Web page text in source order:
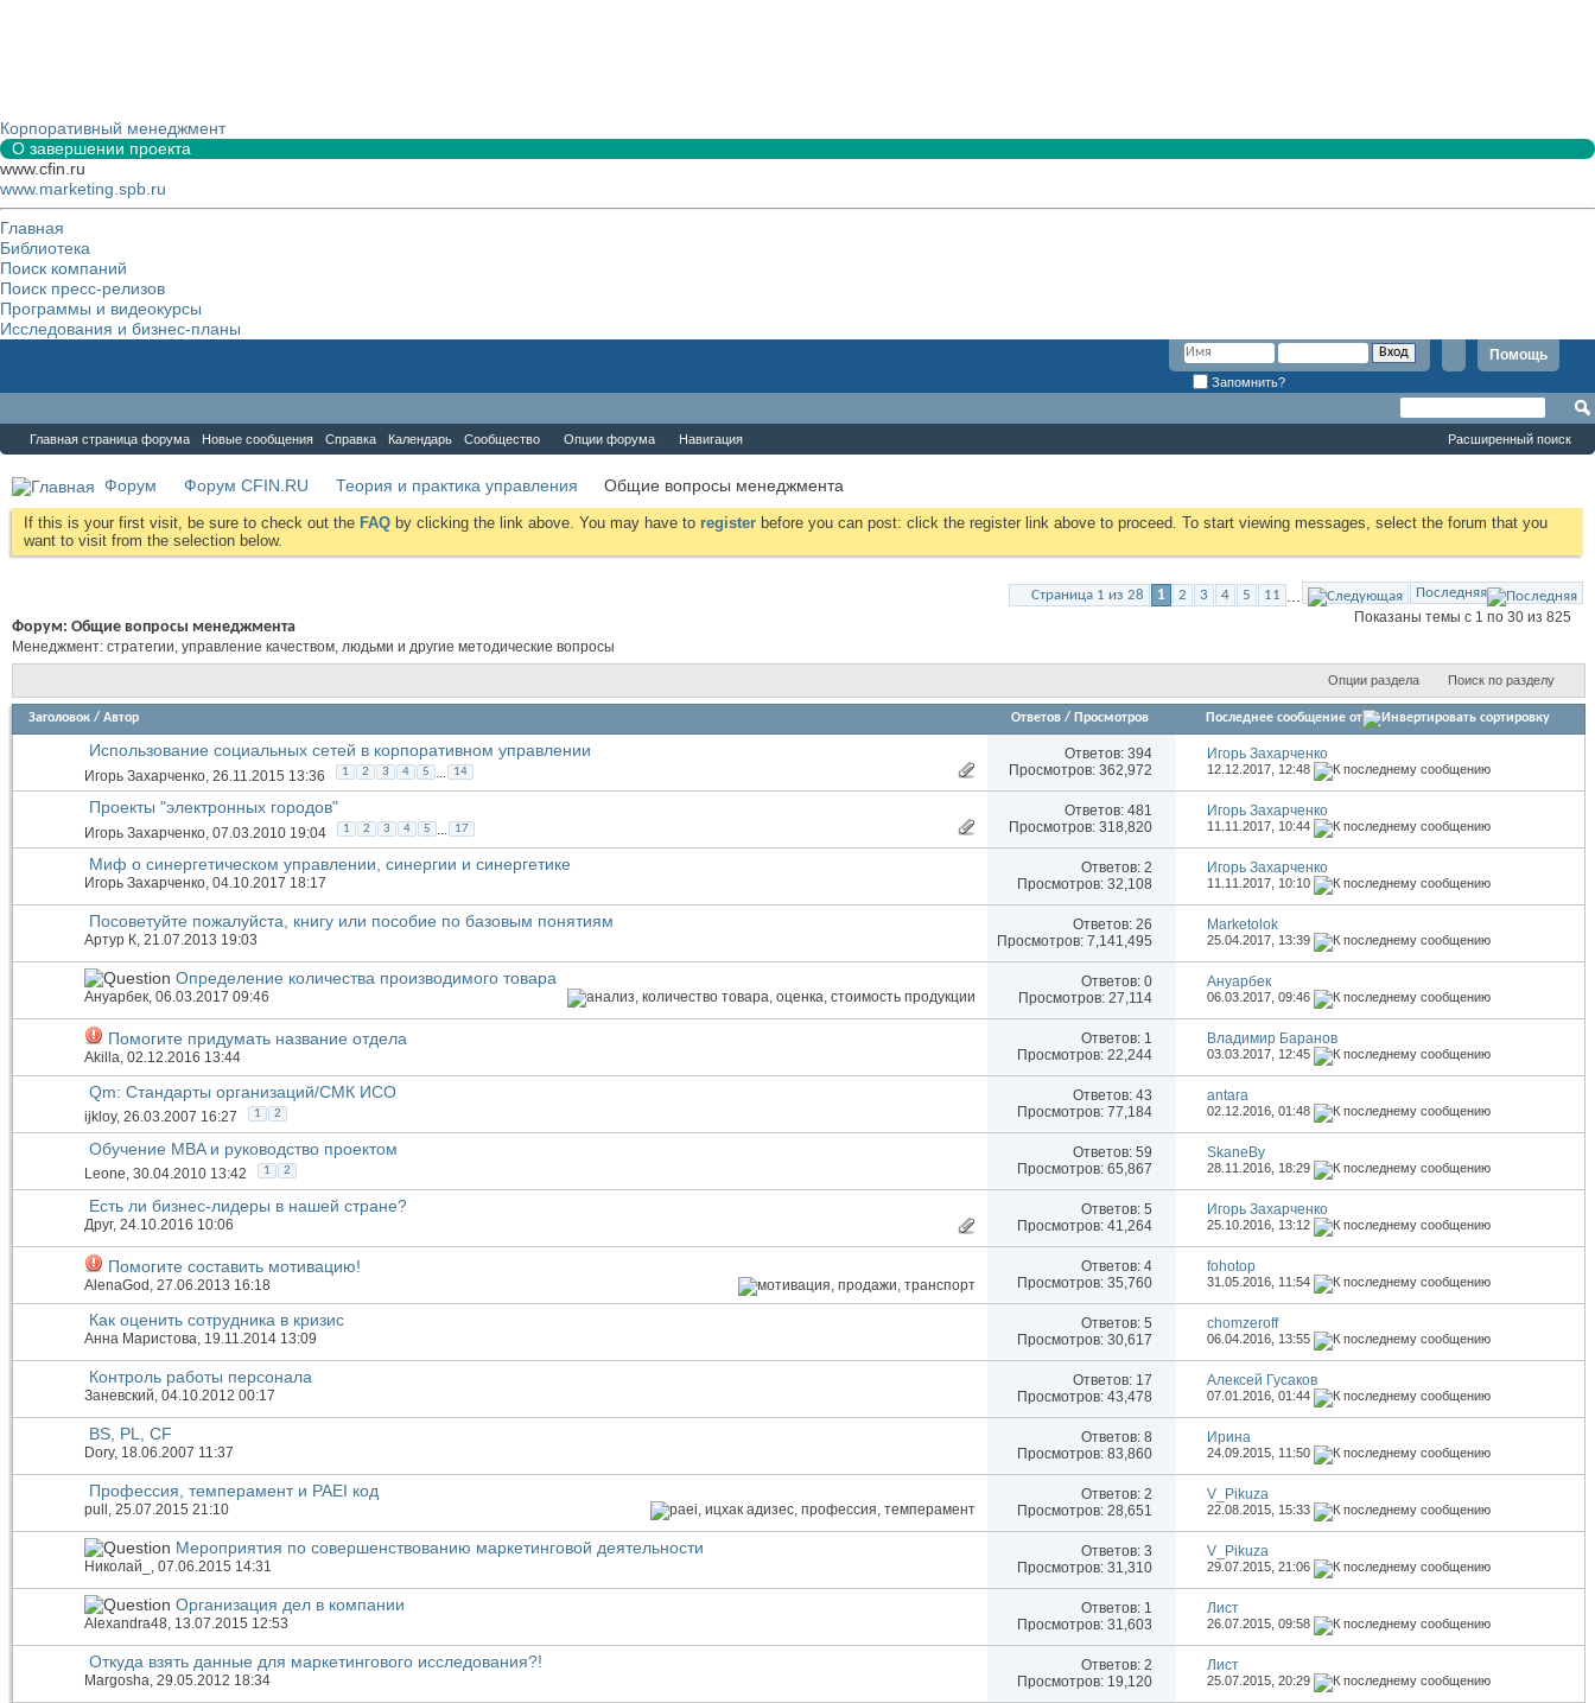
Корпоративный менеджмент
О завершении проекта
www.cfin.ru
www.marketing.spb.ru
Главная
Библиотека
Поиск компаний
Поиск пресс-релизов
Программы и видеокурсы
Исследования и бизнес-планы
Помощь
Запомнить?
Главная страница форума Новые сообщения Справка Календарь Сообщество Опции форума Навигация Расширенный поиск
Форум Форум CFIN.RU Теория и практика управления Общие вопросы менеджмента
If this is your first visit, be sure to check out the FAQ by clicking the link above. You may have to register before you can post: click the register link above to proceed. To start viewing messages, select the forum that you
want to visit from the selection below.
Страница 1 из 28 1 2 3 4 5 11 Последняя
Показаны темы с 1 по 30 из 825
Форум: Общие вопросы менеджмента
Менеджмент: стратегии, управление качеством, людьми и другие методические вопросы
Опции раздела Поиск по разделу
Заголовок / Автор Ответов / Просмотров Последнее сообщение от
Использование социальных сетей в корпоративном управлении
Игорь Захарченко, 26.11.2015 13:36 1 2 3 4 5 ... 14
Ответов: 394
Просмотров: 362,972
Игорь Захарченко
12.12.2017, 12:48
Проекты "электронных городов"
Игорь Захарченко, 07.03.2010 19:04 1 2 3 4 5 ... 17
Ответов: 481
Просмотров: 318,820
Игорь Захарченко
11.11.2017, 10:44
Миф о синергетическом управлении, синергии и синергетике
Игорь Захарченко, 04.10.2017 18:17
Ответов: 2
Просмотров: 32,108
Игорь Захарченко
11.11.2017, 10:10
Посоветуйте пожалуйста, книгу или пособие по базовым понятиям
Артур К, 21.07.2013 19:03
Ответов: 26
Просмотров: 7,141,495
Marketolok
25.04.2017, 13:39
Определение количества производимого товара
Ануарбек, 06.03.2017 09:46
Ответов: 0
Просмотров: 27,114
Ануарбек
06.03.2017,09:46
Помогите придумать название отдела
Akilla, 02.12.2016 13:44
Ответов: 1
Просмотров: 22,244
Владимир Баранов
03.03.2017, 12:45
Qm: Стандарты организаций/СМК ИСО
ijkloy, 26.03.2007 16:27 1 2
Ответов: 43
Просмотров: 77,184
antara
02.12.2016,01:48
Обучение MBA и руководство проектом
Leone, 30.04.2010 13:42 1 2
Ответов: 59
Просмотров: 65,867
SkaneBy
28.11.2016, 18:29
Есть ли бизнес-лидеры в нашей стране?
Друг, 24.10.2016 10:06
Ответов: 5
Просмотров: 41,264
Игорь Захарченко
25.10.2016, 13:12
Помогите составить мотивацию!
AlenaGod , 27.06.2013 16:18
Ответов: 4
Просмотров: 35,760
fohotop
31.05.2016, 11:54
Как оценить сотрудника в кризис
Анна Маристова, 19.11.2014 13:09
Ответов: 5
Просмотров: 30,617
chomzeroff
06.04.2016, 13:55
Контроль работы персонала
Заневский, 04.10.2012 00:17
Ответов: 17
Просмотров: 43,478
Алексей Гусаков
07.01.2016,01:44
BS, PL, CF
Dory, 18.06.2007 11:37
Ответов: 8
Просмотров: 83,860
Иринa
24.09.2015, 11:50
Профессия, темперамент и PAEI код
pull , 25.07.2015 21:10
Ответов: 2
Просмотров: 28,651
V_Pikuza
22.08.2015, 15:33
Мероприятия по совершенствованию маркетинговой деятельности
Николай_ , 07.06.2015 14:31
Ответов: 3
Просмотров: 31,310
V_Pikuza
29.07.2015,21:06
Организация дел в компании
Alexandra48, 13.07.2015 12:53
Ответов: 1
Просмотров: 31,603
Лист
26.07.2015,09:58
Откуда взять данные для маркетингового исследования?!
Margosha, 29.05.2012 18:34
Ответов: 2
Просмотров: 19,120
Лист
25.07.2015,20:29